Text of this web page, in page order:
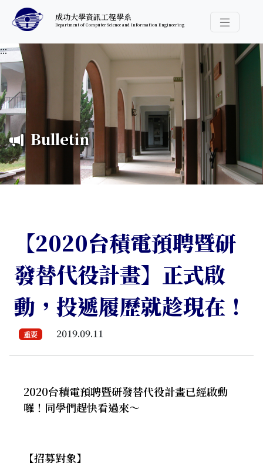
跳至中央內容區塊
成功大學資訊工程學系
Department of Computer Science and Information Engineering
導覽選
:::
Bulletin
【2020台積電預聘暨研
發替代役計畫】正式啟
動，投遞履歷就趁現在！
重要 2019.09.11
2020台積電預聘暨研發替代役計畫已經啟動
囉！同學們趕快看過來～
【招募對象】